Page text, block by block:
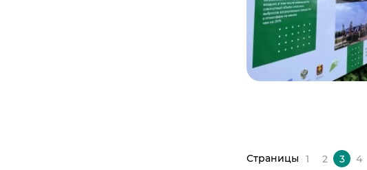
Страницы 1 2 3 4